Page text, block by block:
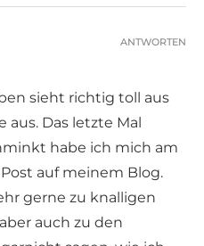
sieht richtig toll aus
Das letzte Mal
habe ich mich am
auf meinem Blog.
gerne zu knalligen
auch zu den
ANTWORTEN